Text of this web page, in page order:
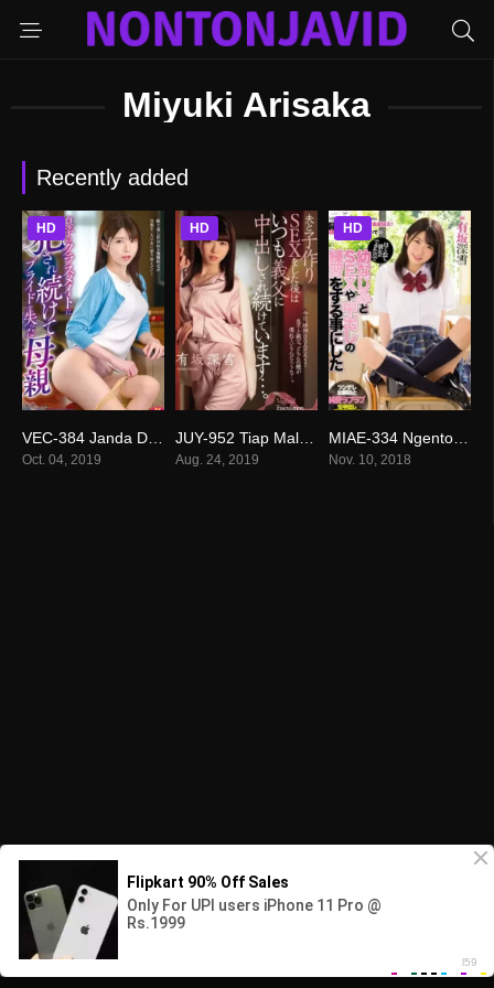
Miyuki Arisaka
Recently added
0
HD
Oct. 04, 2019
0
HD
JUY-952 Tiap Malam, Mertuaku Selalu Minta Jatah Kepadaku – Miyuki Arisaka
Aug. 24, 2019
0
HD
MIAE-334 Ngentot Dengan Teman Kecilku – Miyuki Arisaka
Nov. 10, 2018